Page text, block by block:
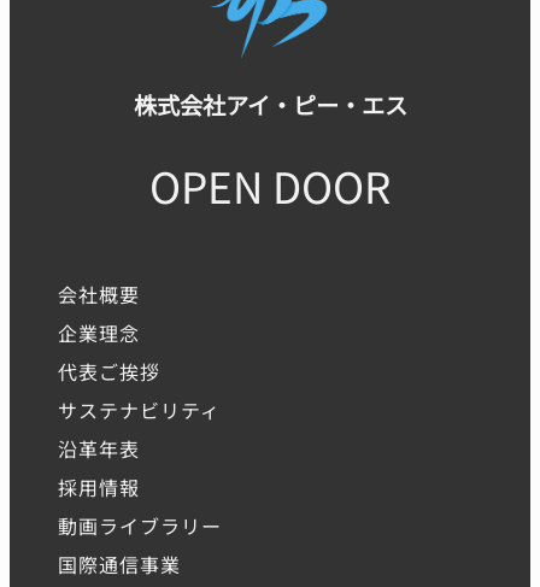
株式会社アイ・ピー・エス
OPEN DOOR
会社概要
企業理念
代表ご挨拶
サステナビリティ
沿革年表
採用情報
動画ライブラリー
国際通信事業